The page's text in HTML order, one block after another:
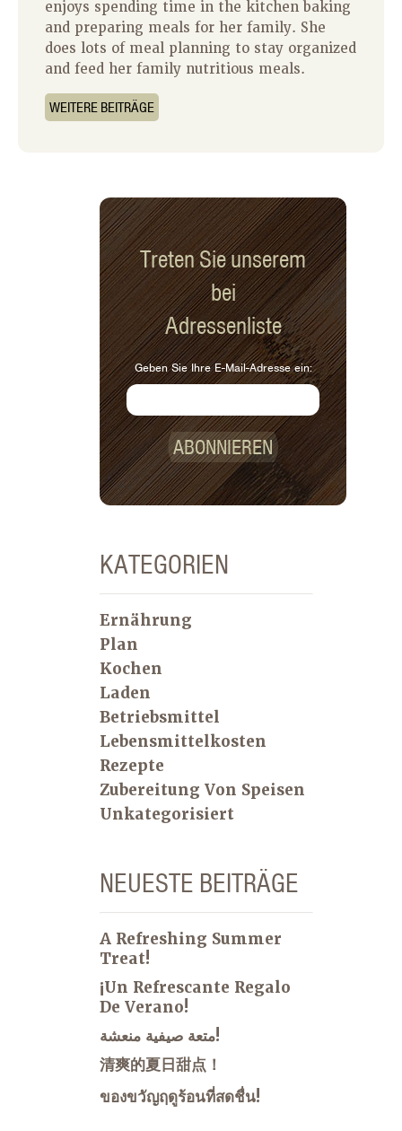
enjoys spending time in the kitchen baking
and preparing meals for her family. She
does lots of meal planning to stay organized
and feed her family nutritious meals.
WEITERE BEITRÄGE
Treten Sie unserem
bei
Adressenliste
Geben Sie Ihre E-Mail-Adresse ein:
ABONNIEREN
KATEGORIEN
Ernährung
Plan
Kochen
Laden
Betriebsmittel
Lebensmittelkosten
Rezepte
Zubereitung Von Speisen
Unkategorisiert
NEUESTE BEITRÄGE
A Refreshing Summer
Treat!
¡Un Refrescante Regalo
De Verano!
متعة صيفية منعشة!
清爽的夏日甜点！
ของขวัญฤดูร้อนที่สดชื่น!